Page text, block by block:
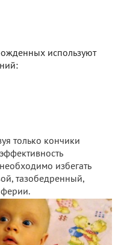
используют
только кончики
избегать
тазобедренный,